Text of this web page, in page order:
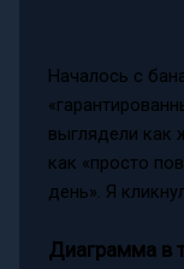
Началось с
выглядели как
как «просто
день». Я
Диаграмма в